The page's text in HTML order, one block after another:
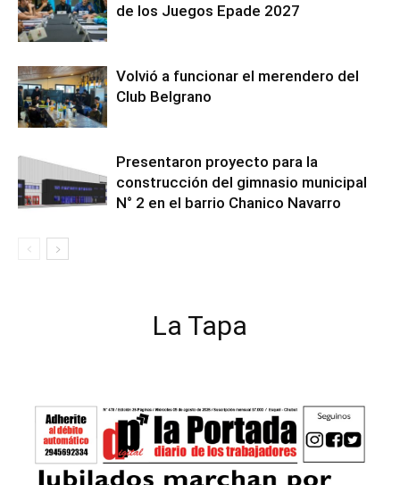
de los Juegos Epade 2027
Volvió a funcionar el merendero del
Club Belgrano
Presentaron proyecto para la
construcción del gimnasio municipal
N° 2 en el barrio Chanico Navarro
La Tapa